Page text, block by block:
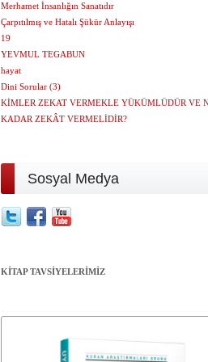
Merhamet İnsanlığın Sanatıdır
Çarpıtılmış ve Hatalı Şükür Anlayışı
19
YEVMUL TEGABUN
hayat
Dini Sorular (3)
KİMLER ZEKAT VERMEKLE YÜKÜMLÜDÜR VE
KADAR ZEKÂT VERMELİDİR?
Sosyal Medya
KİTAP TAVSİYELERİMİZ